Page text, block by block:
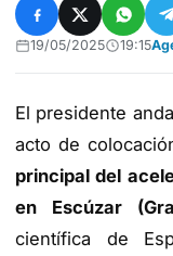
19/05/2025 19:15
El presidente
acto de
principal del
en Escúzar
científica de